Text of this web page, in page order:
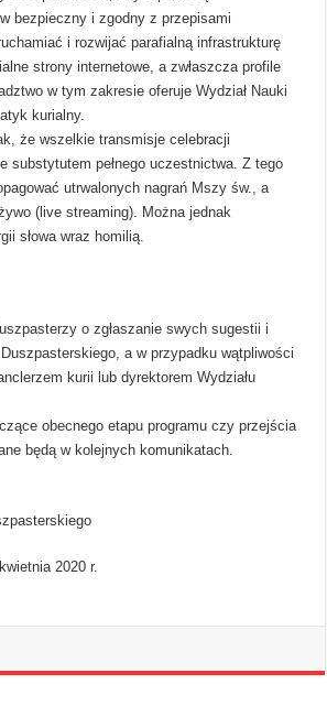
bezpieczny i zgodny z przepisami
i rozwijać parafialną infrastrukturę
strony internetowe, a zwłaszcza profile
w tym zakresie oferuje Wydział Nauki
kurialny.
że wszelkie transmisje celebracji
substytutem pełnego uczestnictwa. Z tego
utrwalonych nagrań Mszy św., a
(live streaming). Można jednak
słowa wraz homilią.
o zgłaszanie swych sugestii i
a w przypadku wątpliwości
kurii lub dyrektorem Wydziału
obecnego etapu programu czy przejścia
będą w kolejnych komunikatach.
2020 r.